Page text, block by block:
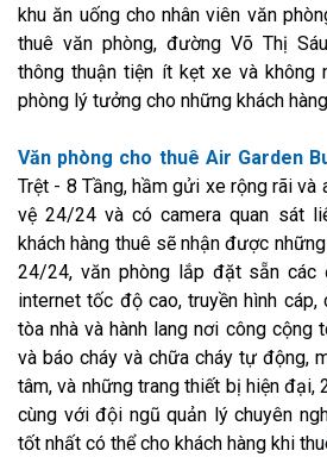
khu ăn uống cho nhân viên văn
thuê văn phòng, đường Võ Thị
thông thuận tiện ít kẹt xe và không
phòng lý tưởng cho những khách
Văn phòng cho thuê Air Garden
Trệt - 8 Tầng, hầm gửi xe rộng rãi và
vệ 24/24 và có camera quan sát
khách hàng thuê sẽ nhận được
24/24, văn phòng lắp đặt sẵn các
internet tốc độ cao, truyền hình
tòa nhà và hành lang nơi công cộng
và báo cháy và chữa cháy tự động,
tâm, và những trang thiết bị hiện đại,
cùng với đội ngũ quản lý chuyên
tốt nhất có thể cho khách hàng khi